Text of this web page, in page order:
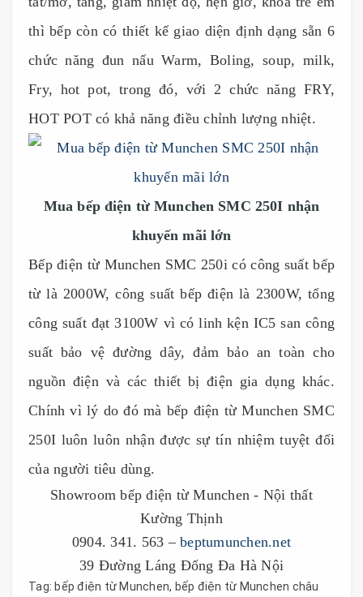
thì bếp còn có thiết kế giao diện định dạng sẵn 6
chức năng đun nấu Warm, Boling, soup, milk,
Fry, hot pot, trong đó, với 2 chức năng FRY,
HOT POT có khả năng điều chỉnh lượng nhiệt.
Mua bếp điện từ Munchen SMC 250I nhận
khuyến mãi lớn
Bếp điện từ Munchen SMC 250i có công suất bếp
từ là 2000W, công suất bếp điện là 2300W, tổng
công suất đạt 3100W vì có linh kện IC5 san công
suất bảo vệ đường dây, đảm bảo an toàn cho
nguồn điện và các thiết bị điện gia dụng khác.
Chính vì lý do đó mà bếp điện từ Munchen SMC
250I luôn luôn nhận được sự tín nhiệm tuyệt đối
của người tiêu dùng.
Showroom bếp điện từ Munchen - Nội thất
Kường Thịnh
0904. 341. 563 –beptumunchen.net
39 Đường Láng Đống Đa Hà Nội
Tag: bếp điện từ Munchen, bếp điện từ Munchen châu